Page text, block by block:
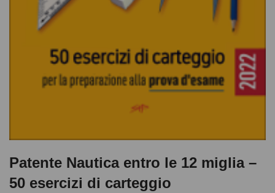
Patente Nautica entro le 12 miglia –
50 esercizi di carteggio